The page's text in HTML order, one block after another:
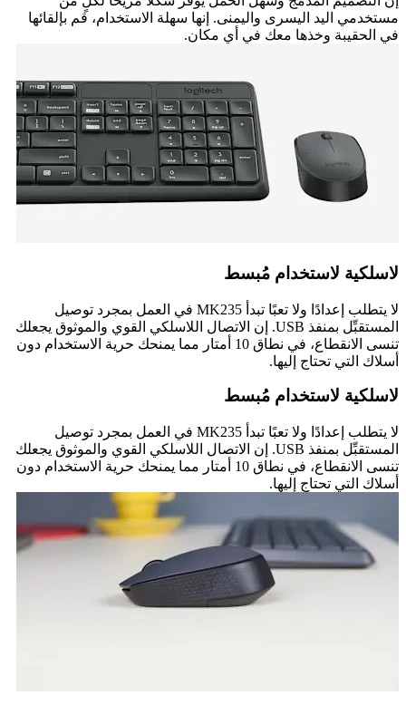
مستخدمي اليد اليسرى واليمنى. إنها سهلة الاستخدام، قم بإلقائها
في الحقيبة وخذها معك في أي مكان.
لاسلكية لاستخدام مُبسط
لا يتطلب إعدادًا ولا تعبًا تبدأ MK235 في العمل بمجرد توصيل
المستقبِّل بمنفذ USB. إن الاتصال اللاسلكي القوي والموثوق يجعلك
تنسى الانقطاع، في نطاق 10 أمتار مما يمنحك حرية الاستخدام دون
أسلاك التي تحتاج إليها.
لاسلكية لاستخدام مُبسط
لا يتطلب إعدادًا ولا تعبًا تبدأ MK235 في العمل بمجرد توصيل
المستقبِّل بمنفذ USB. إن الاتصال اللاسلكي القوي والموثوق يجعلك
تنسى الانقطاع، في نطاق 10 أمتار مما يمنحك حرية الاستخدام دون
أسلاك التي تحتاج إليها.